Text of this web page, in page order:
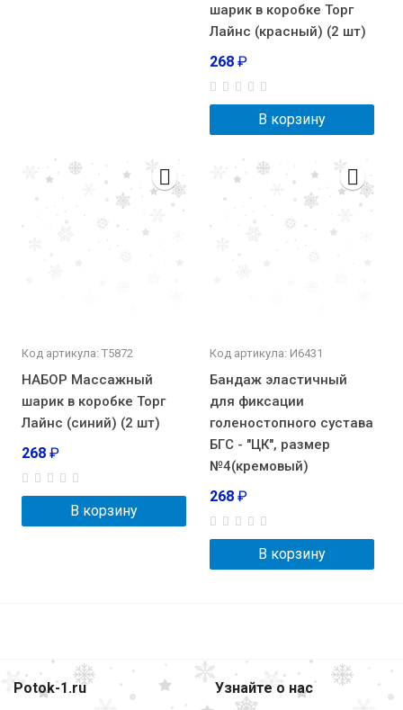
шарик в коробке Торг
Лайнс (красный) (2 шт)
268 ₽
В корзину
Код артикула: Т5872
НАБОР Массажный
шарик в коробке Торг
Лайнс (синий) (2 шт)
268 ₽
В корзину
Код артикула: И6431
Бандаж эластичный
для фиксации
голеностопного сустава
БГС - "ЦК", размер
№4(кремовый)
268 ₽
В корзину
Potok-1.ru Узнайте о нас